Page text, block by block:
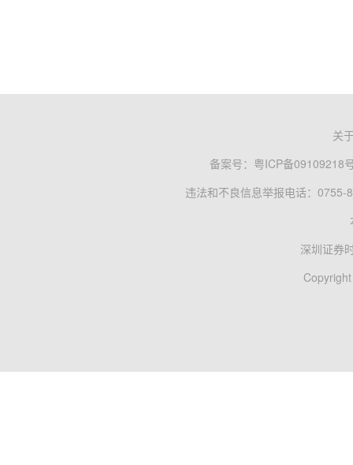
关
备案号： 粤ICP备09109218
违法和不良信息举报电话：0755-
深圳证券